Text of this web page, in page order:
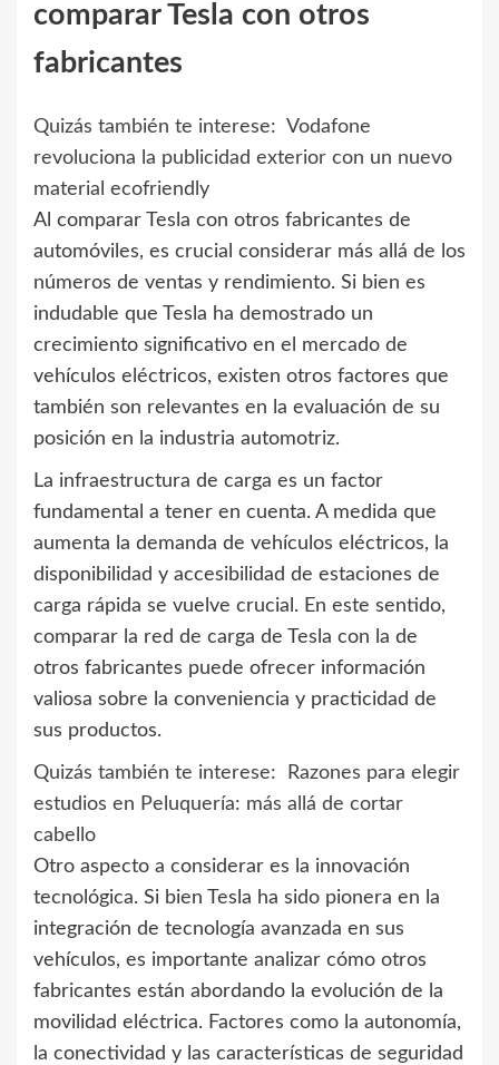
comparar Tesla con otros
fabricantes
Quizás también te interese: Vodafone
revoluciona la publicidad exterior con un nuevo
material ecofriendly
Al comparar Tesla con otros fabricantes de
automóviles, es crucial considerar más allá de los
números de ventas y rendimiento. Si bien es
indudable que Tesla ha demostrado un
crecimiento significativo en el mercado de
vehículos eléctricos, existen otros factores que
también son relevantes en la evaluación de su
posición en la industria automotriz.
La infraestructura de carga es un factor
fundamental a tener en cuenta. A medida que
aumenta la demanda de vehículos eléctricos, la
disponibilidad y accesibilidad de estaciones de
carga rápida se vuelve crucial. En este sentido,
comparar la red de carga de Tesla con la de
otros fabricantes puede ofrecer información
valiosa sobre la conveniencia y practicidad de
sus productos.
Quizás también te interese:
Razones para elegir
estudios en Peluquería: más allá de cortar
cabello
Otro aspecto a considerar es la innovación
tecnológica. Si bien Tesla ha sido pionera en la
integración de tecnología avanzada en sus
vehículos, es importante analizar cómo otros
fabricantes están abordando la evolución de la
movilidad eléctrica. Factores como la autonomía,
la conectividad y las características de seguridad